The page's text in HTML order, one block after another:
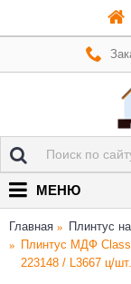
МЕНЮ
Главная Плинтус
Плинтус МДФ
223148 / L3667 ц/шт.